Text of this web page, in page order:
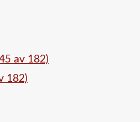
av 182)
182)